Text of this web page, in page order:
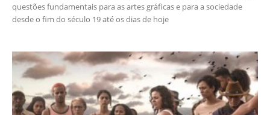
questões fundamentais para as artes gráficas e para a sociedade
desde o fim do século 19 até os dias de hoje